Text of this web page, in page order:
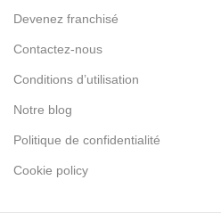
Devenez franchisé
Contactez-nous
Conditions d’utilisation
Notre blog
Politique de confidentialité
Cookie policy